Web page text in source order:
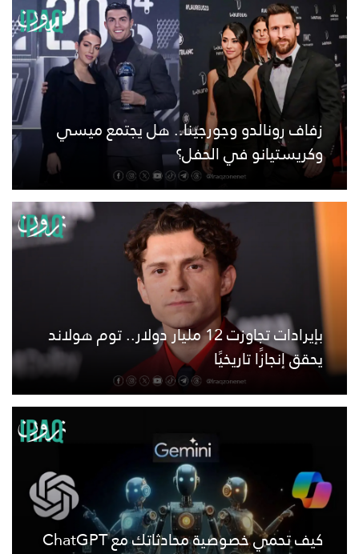
زفاف رونالدو وجورجينا.. هل يجتمع ميسي
وكريستيانو في الحفل؟
بإيرادات تجاوزت 12 مليار دولار.. توم هولاند
يحقق إنجازًا تاريخيًا
كيف تحمي خصوصية محادثاتك مع ChatGPT